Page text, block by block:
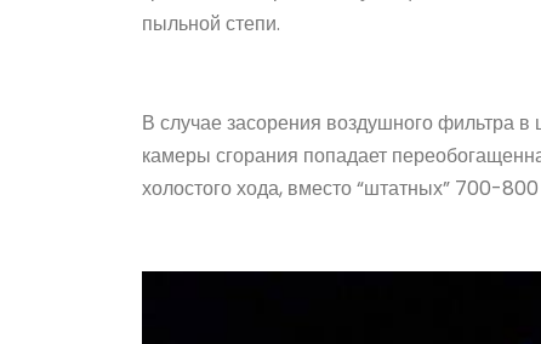
пыльной степи.
В случае засорения воздушного фильтра
камеры сгорания попадает
холостого хода, вместо “штатных” 700-